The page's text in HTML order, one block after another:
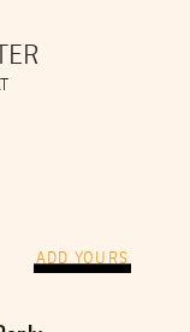
ADD YOURS